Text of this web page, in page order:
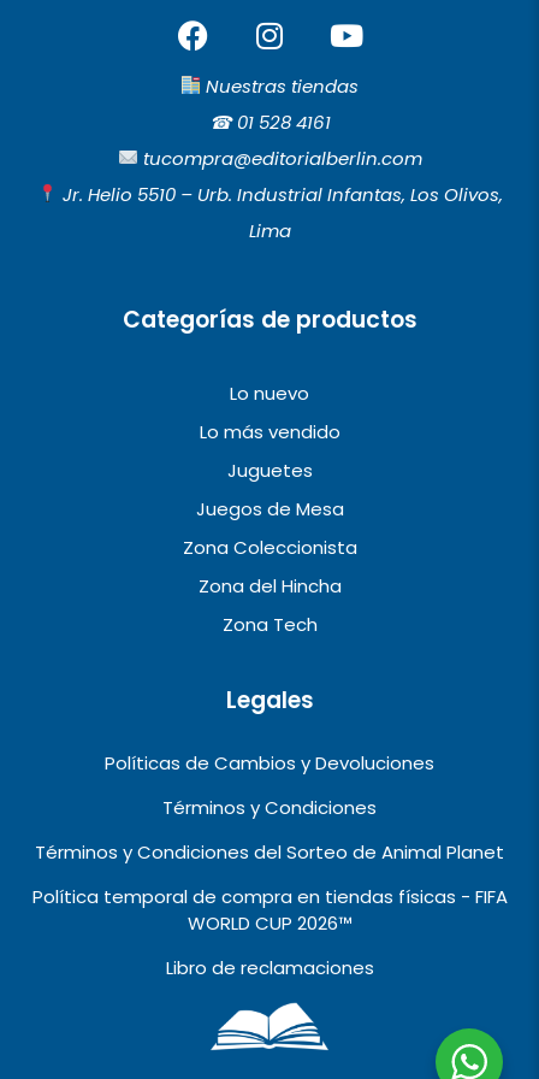
F
a
c
b
o
o
I
n
s
t
a
g
r
a
Y
o
u
u
b
e
Nuestras tiendas
☎︎01 528 4161
tucompra@editorialberlin.com
Jr. Helio 5510 – Urb. Industrial Infantas, Los Olivos,
Lima
Categorías de productos
Lo nuevo
Lo más vendido
Juguetes
Juegos de Mesa
Zona Coleccionista
Zona del Hincha
Zona Tech
Legales
Políticas de Cambios y Devoluciones
Términos y Condiciones
Términos y Condiciones del Sorteo de Animal Planet
Política temporal de compra en tiendas físicas - FIFA
WORLD CUP 2026™️
Libro de reclamaciones